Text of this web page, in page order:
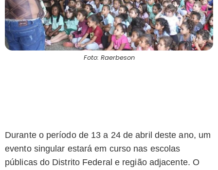
Foto: Raerbeson
Durante o período de 13 a 24 de abril deste ano, um
evento singular estará em curso nas escolas
públicas do Distrito Federal e região adjacente. O